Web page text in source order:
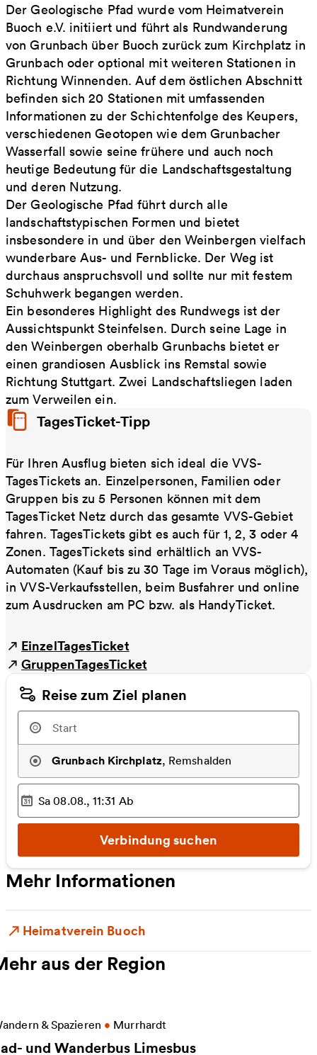
Der Geologische Pfad wurde vom Heimatverein
Buoch e.V. initiiert und führt als Rundwanderung
von Grunbach über Buoch zurück zum Kirchplatz in
Grunbach oder optional mit weiteren Stationen in
Richtung Winnenden. Auf dem östlichen Abschnitt
befinden sich 20 Stationen mit umfassenden
Informationen zu der Schichtenfolge des Keupers,
verschiedenen Geotopen wie dem Grunbacher
Wasserfall sowie seine frühere und auch noch
heutige Bedeutung für die Landschaftsgestaltung
und deren Nutzung.
Der Geologische Pfad führt durch alle
landschaftstypischen Formen und bietet
insbesondere in und über den Weinbergen vielfach
wunderbare Aus- und Fernblicke. Der Weg ist
durchaus anspruchsvoll und sollte nur mit festem
Schuhwerk begangen werden.
Ein besonderes Highlight des Rundwegs ist der
Aussichtspunkt Steinfelsen. Durch seine Lage in
den Weinbergen oberhalb Grunbachs bietet er
einen grandiosen Ausblick ins Remstal sowie
Richtung Stuttgart. Zwei Landschaftsliegen laden
zum Verweilen ein.
TagesTicket-Tipp
Für Ihren Ausflug bieten sich ideal die VVS-
TagesTickets an. Einzelpersonen, Familien oder
Gruppen bis zu 5 Personen können mit dem
TagesTicket Netz durch das gesamte VVS-Gebiet
fahren. TagesTickets gibt es auch für 1, 2, 3 oder 4
Zonen. TagesTickets sind erhältlich an VVS-
Automaten (Kauf bis zu 30 Tage im Voraus möglich),
in VVS-Verkaufsstellen, beim Busfahrer und online
zum Ausdrucken am PC bzw. als HandyTicket.
EinzelTagesTicket
GruppenTagesTicket
Reise zum Ziel planen
Grunbach Kirchplatz, Remshalden
Ausgewählter Zeitpunkt
Sa 08.08., 11:31 Ab
Verbindung suchen
Mehr Informationen
Heimatverein Buoch
aus der Region
& Spazieren • Murrhardt
und Wanderbus Limesbus
Informationen zu Rad- und Wanderbus